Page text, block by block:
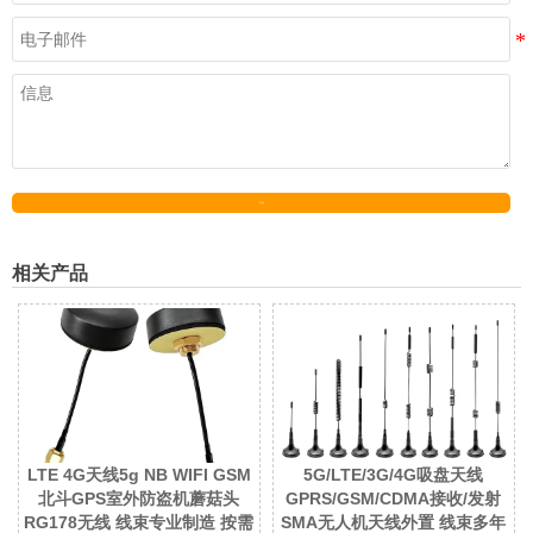
相关产品
LTE 4G天线5g NB WIFI GSM
北斗GPS室外防盗机蘑菇头
RG178无线 线束专业制造 按需
5G/LTE/3G/4G吸盘天线
GPRS/GSM/CDMA接收/发射
SMA无人机天线外置 线束多年